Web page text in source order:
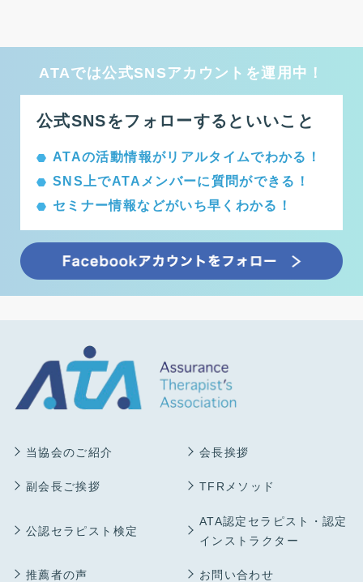
ATAでは公式SNSアカウントを運用中！
公式SNSをフォローするといいこと
ATAの活動情報がリアルタイムでわかる！
SNS上でATAメンバーに質問ができる！
セミナー情報などがいち早くわかる！
当協会のご紹介 会長挨拶
副会長ご挨拶 TFRメソッド
公認セラピスト検定
ATA認定セラピスト・認定
インストラクター
推薦者の声 お問い合わせ